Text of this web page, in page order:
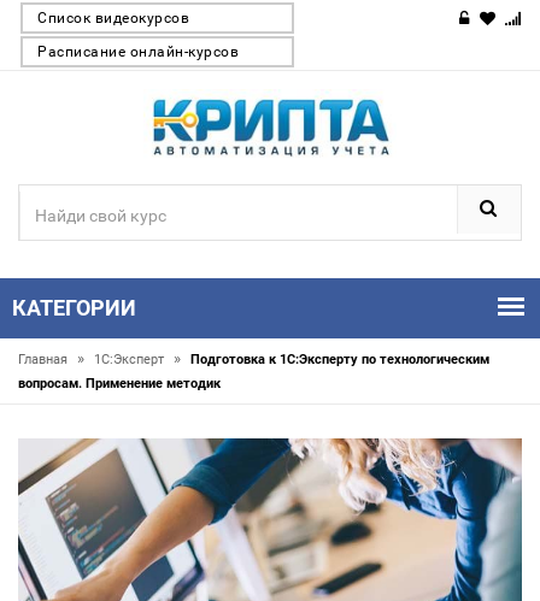
Список видеокурсов
Расписание онлайн-курсов
КАТЕГОРИИ
Главная » 1С:Эксперт »
Подготовка к 1С:Эксперту по технологическим
вопросам. Применение методик